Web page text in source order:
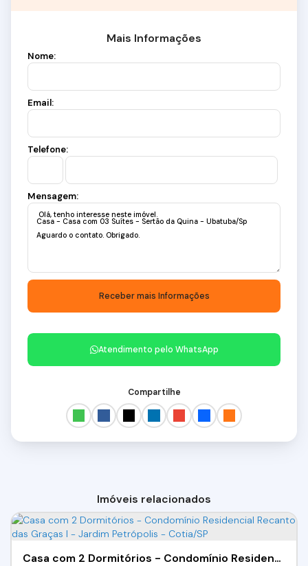
Mais Informações
Nome:
Email:
Telefone:
Mensagem:
Atendimento pelo WhatsApp
Compartilhe
Imóveis relacionados
Casa com 2 Dormitórios - Condomínio Residencial Recanto das Graças I - Jardim Petrópolis - Cotia/SP